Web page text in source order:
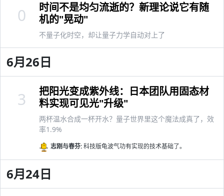
时间不是均匀流逝的？新理论说它有随
机的"晃动"
不量子化时空，却让量子力学自动对上了
0
6月26日
把阳光变成紫外线：日本团队用固态材
料实现可见光"升级"
两杯温水合成一杯开水？量子世界里这个魔法成真了，效
率1.9%
志刚与春芬:科技版龟波气功有实现的技术基础了。
3
6月24日